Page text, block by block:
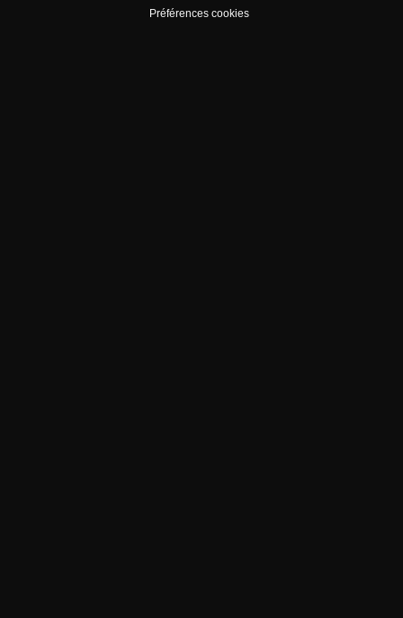
Préférences cookies